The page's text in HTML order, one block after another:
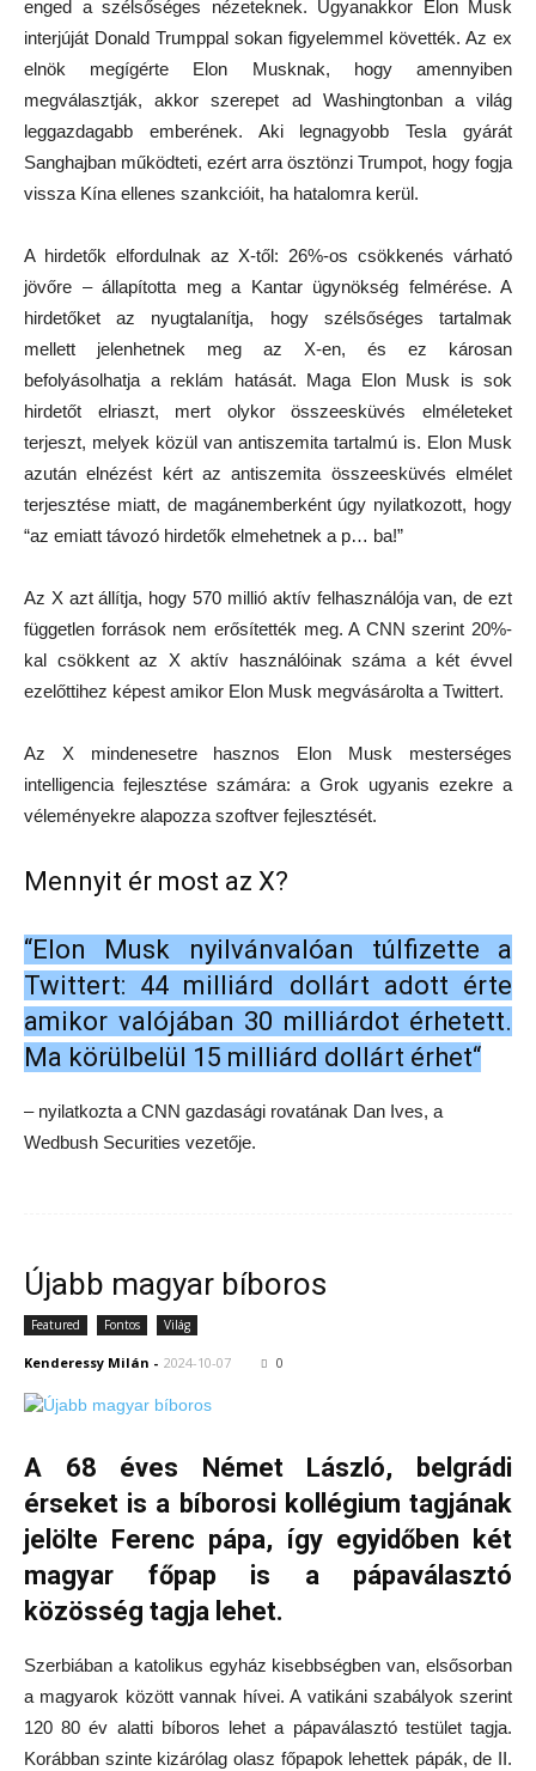
enged a szélsőséges nézeteknek. Ugyanakkor Elon Musk
interjúját Donald Trumppal sokan figyelemmel követték. Az ex
elnök megígérte Elon Musknak, hogy amennyiben
megválasztják, akkor szerepet ad Washingtonban a világ
leggazdagabb emberének. Aki legnagyobb Tesla gyárát
Sanghajban működteti, ezért arra ösztönzi Trumpot, hogy fogja
vissza Kína ellenes szankcióit, ha hatalomra kerül.
A hirdetők elfordulnak az X-től: 26%-os csökkenés várható
jövőre – állapította meg a Kantar ügynökség felmérése. A
hirdetőket az nyugtalanítja, hogy szélsőséges tartalmak
mellett jelenhetnek meg az X-en, és ez károsan
befolyásolhatja a reklám hatását. Maga Elon Musk is sok
hirdetőt elriaszt, mert olykor összeesküvés elméleteket
terjeszt, melyek közül van antiszemita tartalmú is. Elon Musk
azután elnézést kért az antiszemita összeesküvés elmélet
terjesztése miatt, de magánemberként úgy nyilatkozott, hogy
“az emiatt távozó hirdetők elmehetnek a p… ba!”
Az X azt állítja, hogy 570 millió aktív felhasználója van, de ezt
független források nem erősítették meg. A CNN szerint 20%-
kal csökkent az X aktív használóinak száma a két évvel
ezelőttihez képest amikor Elon Musk megvásárolta a Twittert.
Az X mindenesetre hasznos Elon Musk mesterséges
intelligencia fejlesztése számára: a Grok ugyanis ezekre a
véleményekre alapozza szoftver fejlesztését.
Mennyit ér most az X?
“Elon Musk nyilvánvalóan túlfizette a
Twittert: 44 milliárd dollárt adott érte
amikor valójában 30 milliárdot érhetett.
Ma körülbelül 15 milliárd dollárt érhet“
– nyilatkozta a CNN gazdasági rovatának Dan Ives, a
Wedbush Securities vezetője.
Újabb magyar bíboros
Featured Fontos Világ
Kenderessy Milán - 2024-10-07 0
A 68 éves Német László, belgrádi
érseket is a bíborosi kollégium tagjának
jelölte Ferenc pápa, így egyidőben két
magyar főpap is a pápaválasztó
közösség tagja lehet.
Szerbiában a katolikus egyház kisebbségben van, elsősorban
a magyarok között vannak hívei. A vatikáni szabályok szerint
120 80 év alatti bíboros lehet a pápaválasztó testület tagja.
Korábban szinte kizárólag olasz főpapok lehettek pápák, de II.